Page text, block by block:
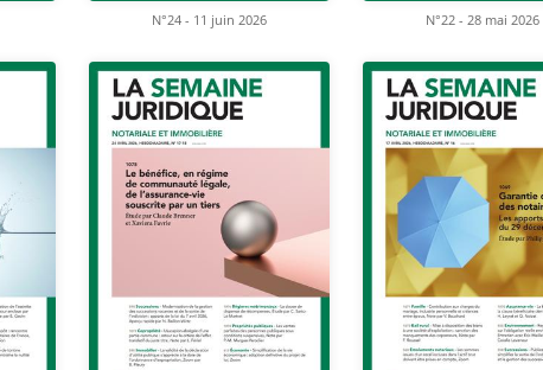
N°24 - 11 juin 2026 N°22 - 28 mai 2026